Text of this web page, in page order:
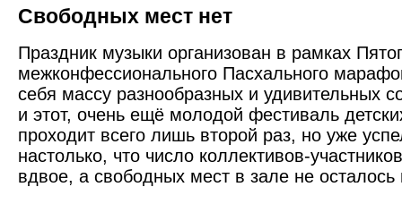
Свободных мест нет
Праздник музыки организован в рамках
межконфессионального Пасхального
себя массу разнообразных и удивительных
и этот, очень ещё молодой фестиваль
проходит всего лишь второй раз, но уже
настолько, что число коллективов-
вдвое, а свободных мест в зале не осталось